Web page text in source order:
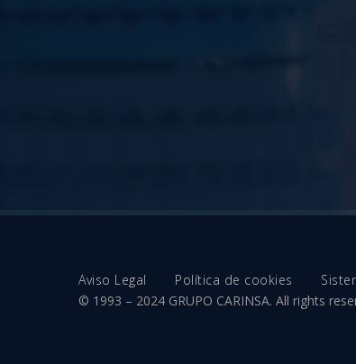
Aviso Legal Política de cookies
© 1993 – 2024 GRUPO CARINSA. All rights